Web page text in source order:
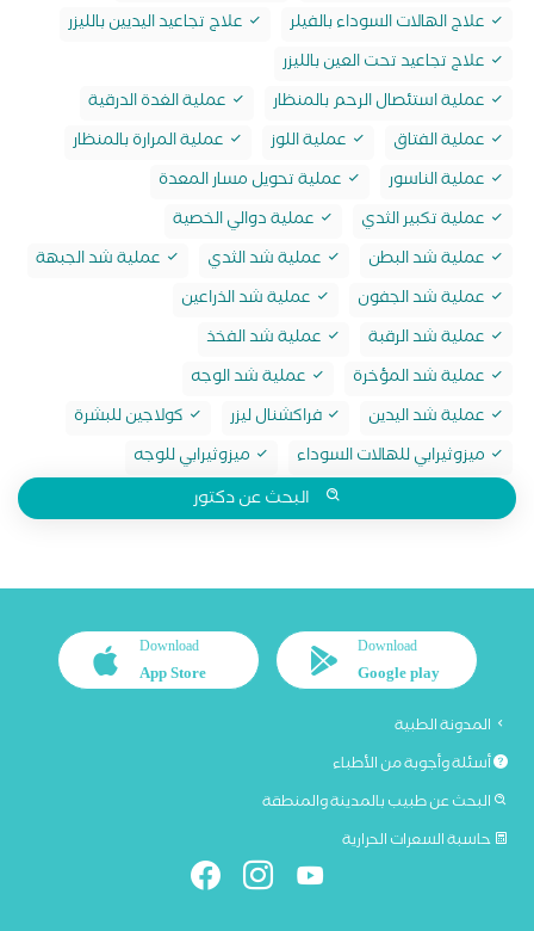
علاج الهالات السوداء بالفيلر
علاج تجاعيد اليديين بالليزر
علاج تجاعيد تحت العين بالليزر
عملية استئصال الرحم بالمنظار
عملية الغدة الدرقية
عملية الفتاق
عملية اللوز
عملية المرارة بالمنظار
عملية الناسور
عملية تحويل مسار المعدة
عملية تكبير الثدي
عملية دوالي الخصية
عملية شد البطن
عملية شد الثدي
عملية شد الجبهة
عملية شد الجفون
عملية شد الذراعين
عملية شد الرقبة
عملية شد الفخذ
عملية شد المؤخرة
عملية شد الوجه
عملية شد اليدين
فراكشنال ليزر
كولاجين للبشرة
ميزوثيرابي للهالات السوداء
ميزوثيرابي للوجه
البحث عن دكتور
Download
Google play
Download
App Store
المدونة الطبية
أسئلة وأجوبة من الأطباء
البحث عن طبيب بالمدينة والمنطقة
حاسبة السعرات الحرارية